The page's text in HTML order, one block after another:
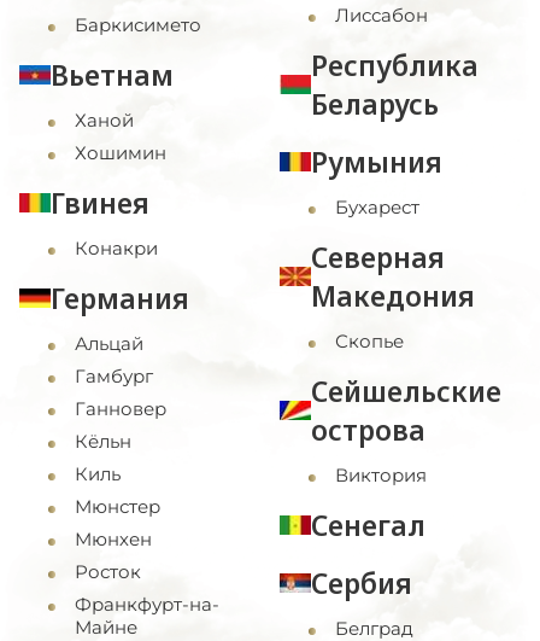
Баркисимето
Вьетнам
Ханой
Хошимин
Гвинея
Конакри
Германия
Альцай
Гамбург
Ганновер
Кёльн
Киль
Мюнстер
Мюнхен
Росток
Франкфурт-на-
Майне
Лиссабон
Республика
Беларусь
Румыния
Бухарест
Северная
Македония
Скопье
Сейшельские
острова
Виктория
Сенегал
Сербия
Белград